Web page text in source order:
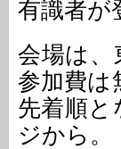
有識者が
会場は、
参加費は
先着順
ジから。